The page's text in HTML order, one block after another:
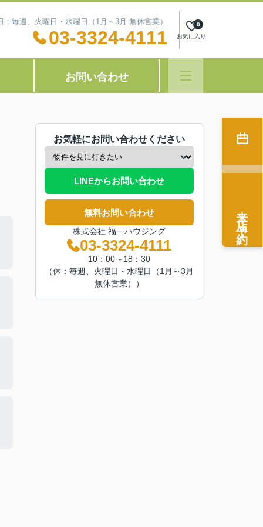
毎週、火曜日・水曜日（1月～3月 無休営業）
03-3324-4111 お気に入り
0
お問い合わせ
お気軽にお問い合わせください
LINEからお問い合わせ
無料お問い合わせ
株式会社 福一ハウジング
03-3324-4111
10：00～18：30
（休：毎週、火曜日・水曜日（1月～3月
無休営業））
来店予約